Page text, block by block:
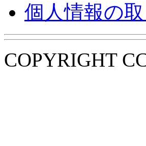
個人情報の
COPYRIGHT